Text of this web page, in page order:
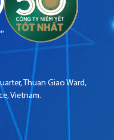
Thuan Giao Ward,
Vietnam.